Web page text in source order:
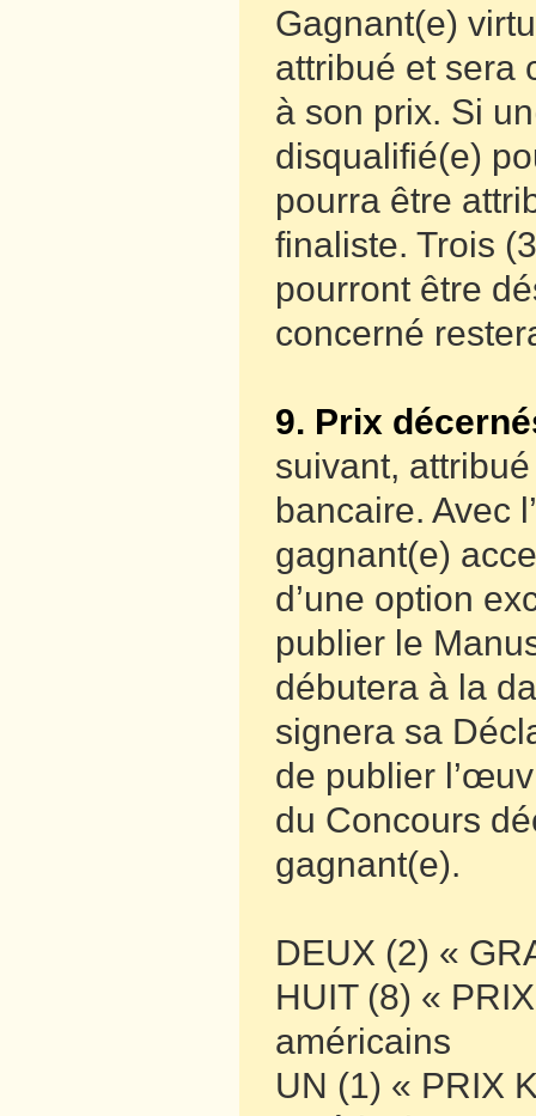
Gagnant(e)
attribué et sera
à son prix. Si
disqualifié(e)
pourra être
finaliste. Trois
pourront être
concerné
9. Prix
suivant,
bancaire. Avec
gagnant(e)
d’une option
publier le
débutera à la
signera sa
de publier
du Concours
gagnant(e).
DEUX (2) «
HUIT (8) «
américains
UN (1) « PRIX